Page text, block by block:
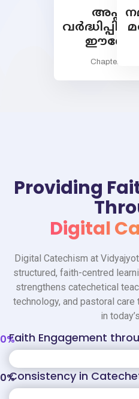
അപ്പം
ഈശോ
Chapter 13
Providing
Digital
Digital Catechism at
structured, faith-centred
strengthens catechetical
technology, and pastoral
in
Faith Engagement
0%
Consistency in
0%